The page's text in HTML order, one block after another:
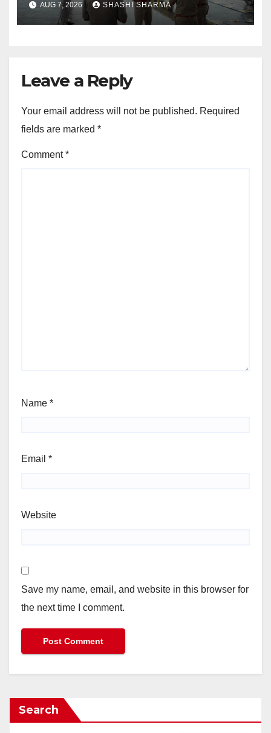
AUG 7, 2026 SHASHI SHARMA
Leave a Reply
Your email address will not be published. Required
fields are marked *
Comment*
Name *
Email *
Website
Save my name, email, and website in this browser for
the next time I comment.
Search